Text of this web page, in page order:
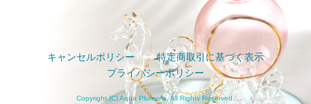
キャンセルポリシー
特定商取引に基づく表示
プライバシーポリシー
Copyright (C) Aqua Plumeria. All Rights Reserved.